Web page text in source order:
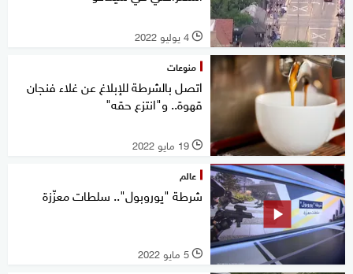
l 4 يوليو 2022
منوعات
اتصل بالشرطة للإبلاغ عن غلاء فنجان
قهوة.. و"انتزع حقه"
l 19 مايو 2022
عالم
شرطة "يوروبول".. سلطات معزّزة
l 5 مايو 2022